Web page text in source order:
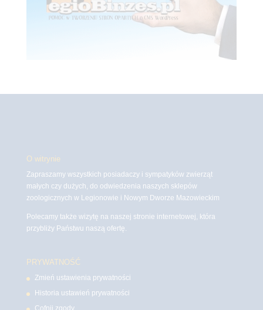
O witrynie
Zapraszamy wszystkich posiadaczy i sympatyków zwierząt
małych czy dużych, do odwiedzenia naszych sklepów
zoologicznych w Legionowie i Nowym Dworze Mazowieckim
Polecamy także wizytę na naszej stronie internetowej, która
przybliży Państwu naszą ofertę.
PRYWATNOŚĆ
Zmień ustawienia prywatności
Historia ustawień prywatności